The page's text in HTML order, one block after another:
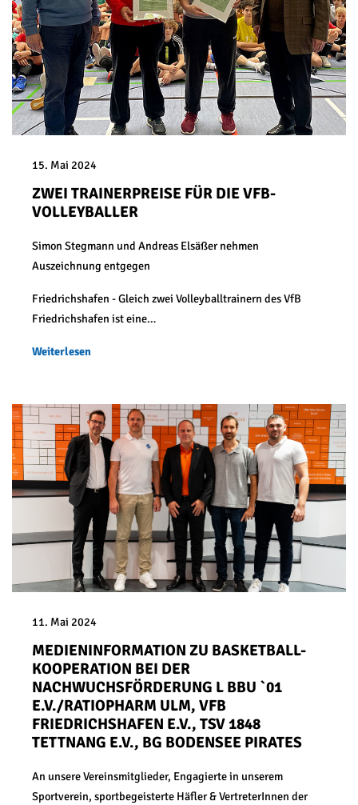
15. Mai 2024
ZWEI TRAINERPREISE FÜR DIE VFB-
VOLLEYBALLER
Simon Stegmann und Andreas Elsäßer nehmen
Auszeichnung entgegen
Friedrichshafen - Gleich zwei Volleyballtrainern des VfB
Friedrichshafen ist eine…
Weiterlesen
11. Mai 2024
MEDIENINFORMATION ZU BASKETBALL-
KOOPERATION BEI DER
NACHWUCHSFÖRDERUNG L BBU `01
E.V./RATIOPHARM ULM, VFB
FRIEDRICHSHAFEN E.V., TSV 1848
TETTNANG E.V., BG BODENSEE PIRATES
An unsere Vereinsmitglieder, Engagierte in unserem
Sportverein, sportbegeisterte Häfler & VertreterInnen der